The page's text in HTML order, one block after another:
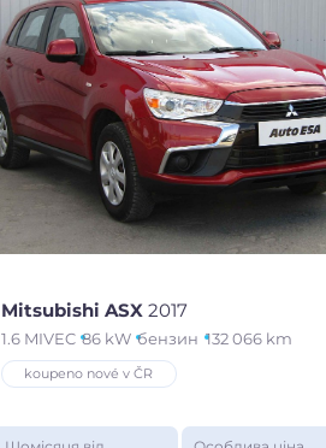
Mitsubishi ASX 2017
1.6 MIVEC 86 kW бензин 132 066 km
koupeno nové v ČR